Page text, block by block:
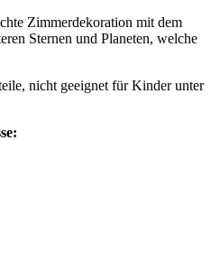
Zimmerdekoration mit dem
Sternen und Planeten, welche
nicht geeignet für Kinder unter